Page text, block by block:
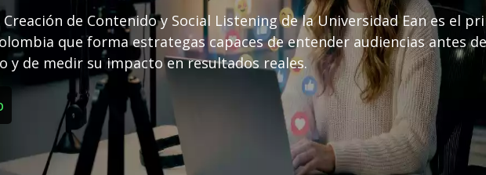
de Contenido y Social Listening de la Universidad Ean es el
que forma estrategas capaces de entender audiencias antes de
y de medir su impacto en resultados reales.